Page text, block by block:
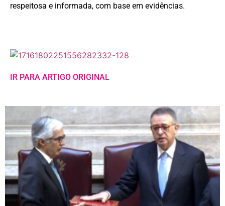
respeitosa e informada, com base em evidências.
IR PARA ARTIGO ORIGINAL